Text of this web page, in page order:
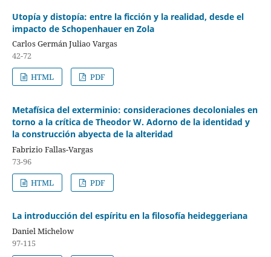
Utopía y distopía: entre la ficción y la realidad, desde el
impacto de Schopenhauer en Zola
Carlos Germán Juliao Vargas
42-72
HTML
PDF
Metafísica del exterminio: consideraciones decoloniales en
torno a la crítica de Theodor W. Adorno de la identidad y
la construcción abyecta de la alteridad
Fabrizio Fallas-Vargas
73-96
HTML
PDF
La introducción del espíritu en la filosofía heideggeriana
Daniel Michelow
97-115